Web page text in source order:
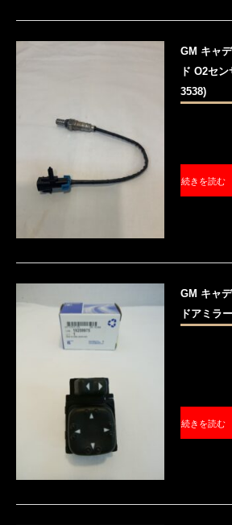
GM キャ
ド O2セ
3538)
続きを読む
GM キャ
ドアミラ
続きを読む